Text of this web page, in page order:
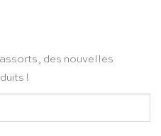
des nouvelles
!